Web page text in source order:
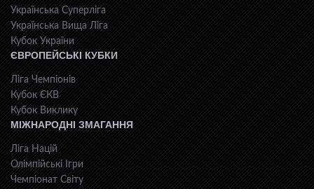
Українська Суперліга
Українська Вища Ліга
Кубок України
ЄВРОПЕЙСЬКІ КУБКИ
Ліга Чемпіонів
Кубок ЄКВ
Кубок Виклику
МІЖНАРОДНІ ЗМАГАННЯ
Ліга Націй
Олімпійські Ігри
Чемпіонат Світу